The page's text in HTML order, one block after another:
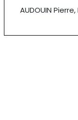
AUDOUIN